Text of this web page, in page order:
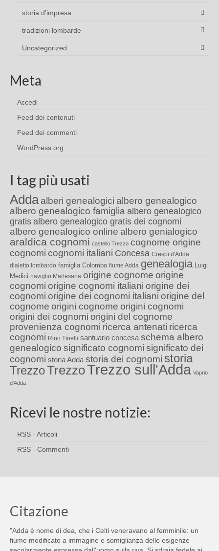
storia d'impresa
tradizioni lombarde
Uncategorized
Meta
Accedi
Feed dei contenuti
Feed dei commenti
WordPress.org
I tag più usati
Adda alberi genealogici albero genealogico
albero genealogico famiglia albero genealogico
gratis albero genealogico gratis dei cognomi
albero genealogico online albero genialogico
araldica cognomi castello Trezzo cognome origine
cognomi cognomi italiani Concesa Crespi d'Adda
dialetto lombardo famiglia Colombo fiume Adda genealogia Luigi
Medici naviglio Martesana origine cognome origine
cognomi origine cognomi italiani origine dei
cognomi origine dei cognomi italiani origine del
cognome origini cognome origini cognomi
origini dei cognomi origini del cognome
provenienza cognomi ricerca antenati ricerca
cognomi Rino Tinelli santuario concesa schema albero
genealogico significato cognomi significato dei
cognomi storia Adda storia dei cognomi storia
TrezzoTrezzoTrezzo sull'Adda Vaprio
d'Adda
Ricevi le nostre notizie:
RSS - Articoli
RSS - Commenti
Citazione
"Adda è nome di dea, che i Celti veneravano al femminile: un
fiume modificato a immagine e somiglianza delle esigenze